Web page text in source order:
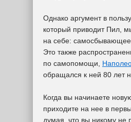
Однако аргумент в
который приводит Пил,
на себе:
Это также
по самопомощи,
обращался к ней 80 лет
Когда вы начинаете
приходите на нее в
думая, что вы никому не